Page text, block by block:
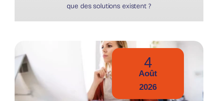
que des solutions existent ?
4
Août
2026